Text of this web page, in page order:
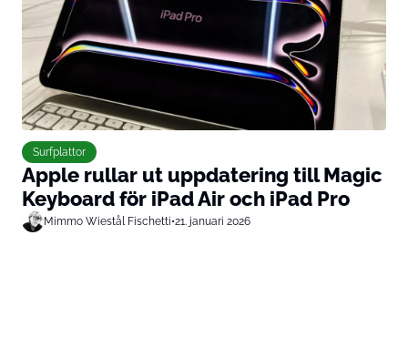
Surfplattor
Apple rullar ut uppdatering till Magic
Keyboard för iPad Air och iPad Pro
Mimmo Wiestål Fischetti•21. januari 2026